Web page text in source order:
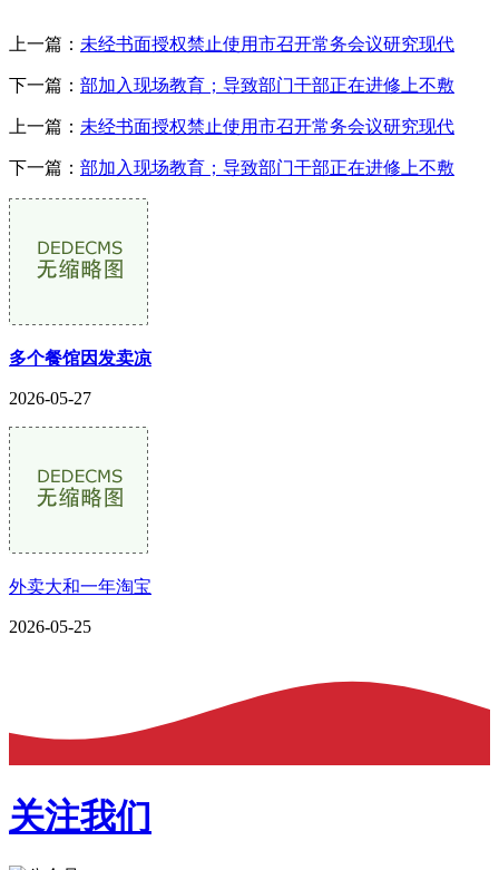
上一篇： 未经书面授权禁止使用市召开常务会议研究现代
下一篇： 部加入现场教育；导致部门干部正在进修上不敷
上一篇： 未经书面授权禁止使用市召开常务会议研究现代
下一篇： 部加入现场教育；导致部门干部正在进修上不敷
多个餐馆因发卖凉
2026-05-27
外卖大和一年淘宝
2026-05-25
关注我们